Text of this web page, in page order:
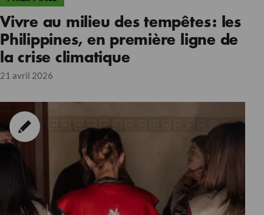
Vivre au milieu des tempêtes : les
Philippines, en première ligne de
la crise climatique
21 avril 2026